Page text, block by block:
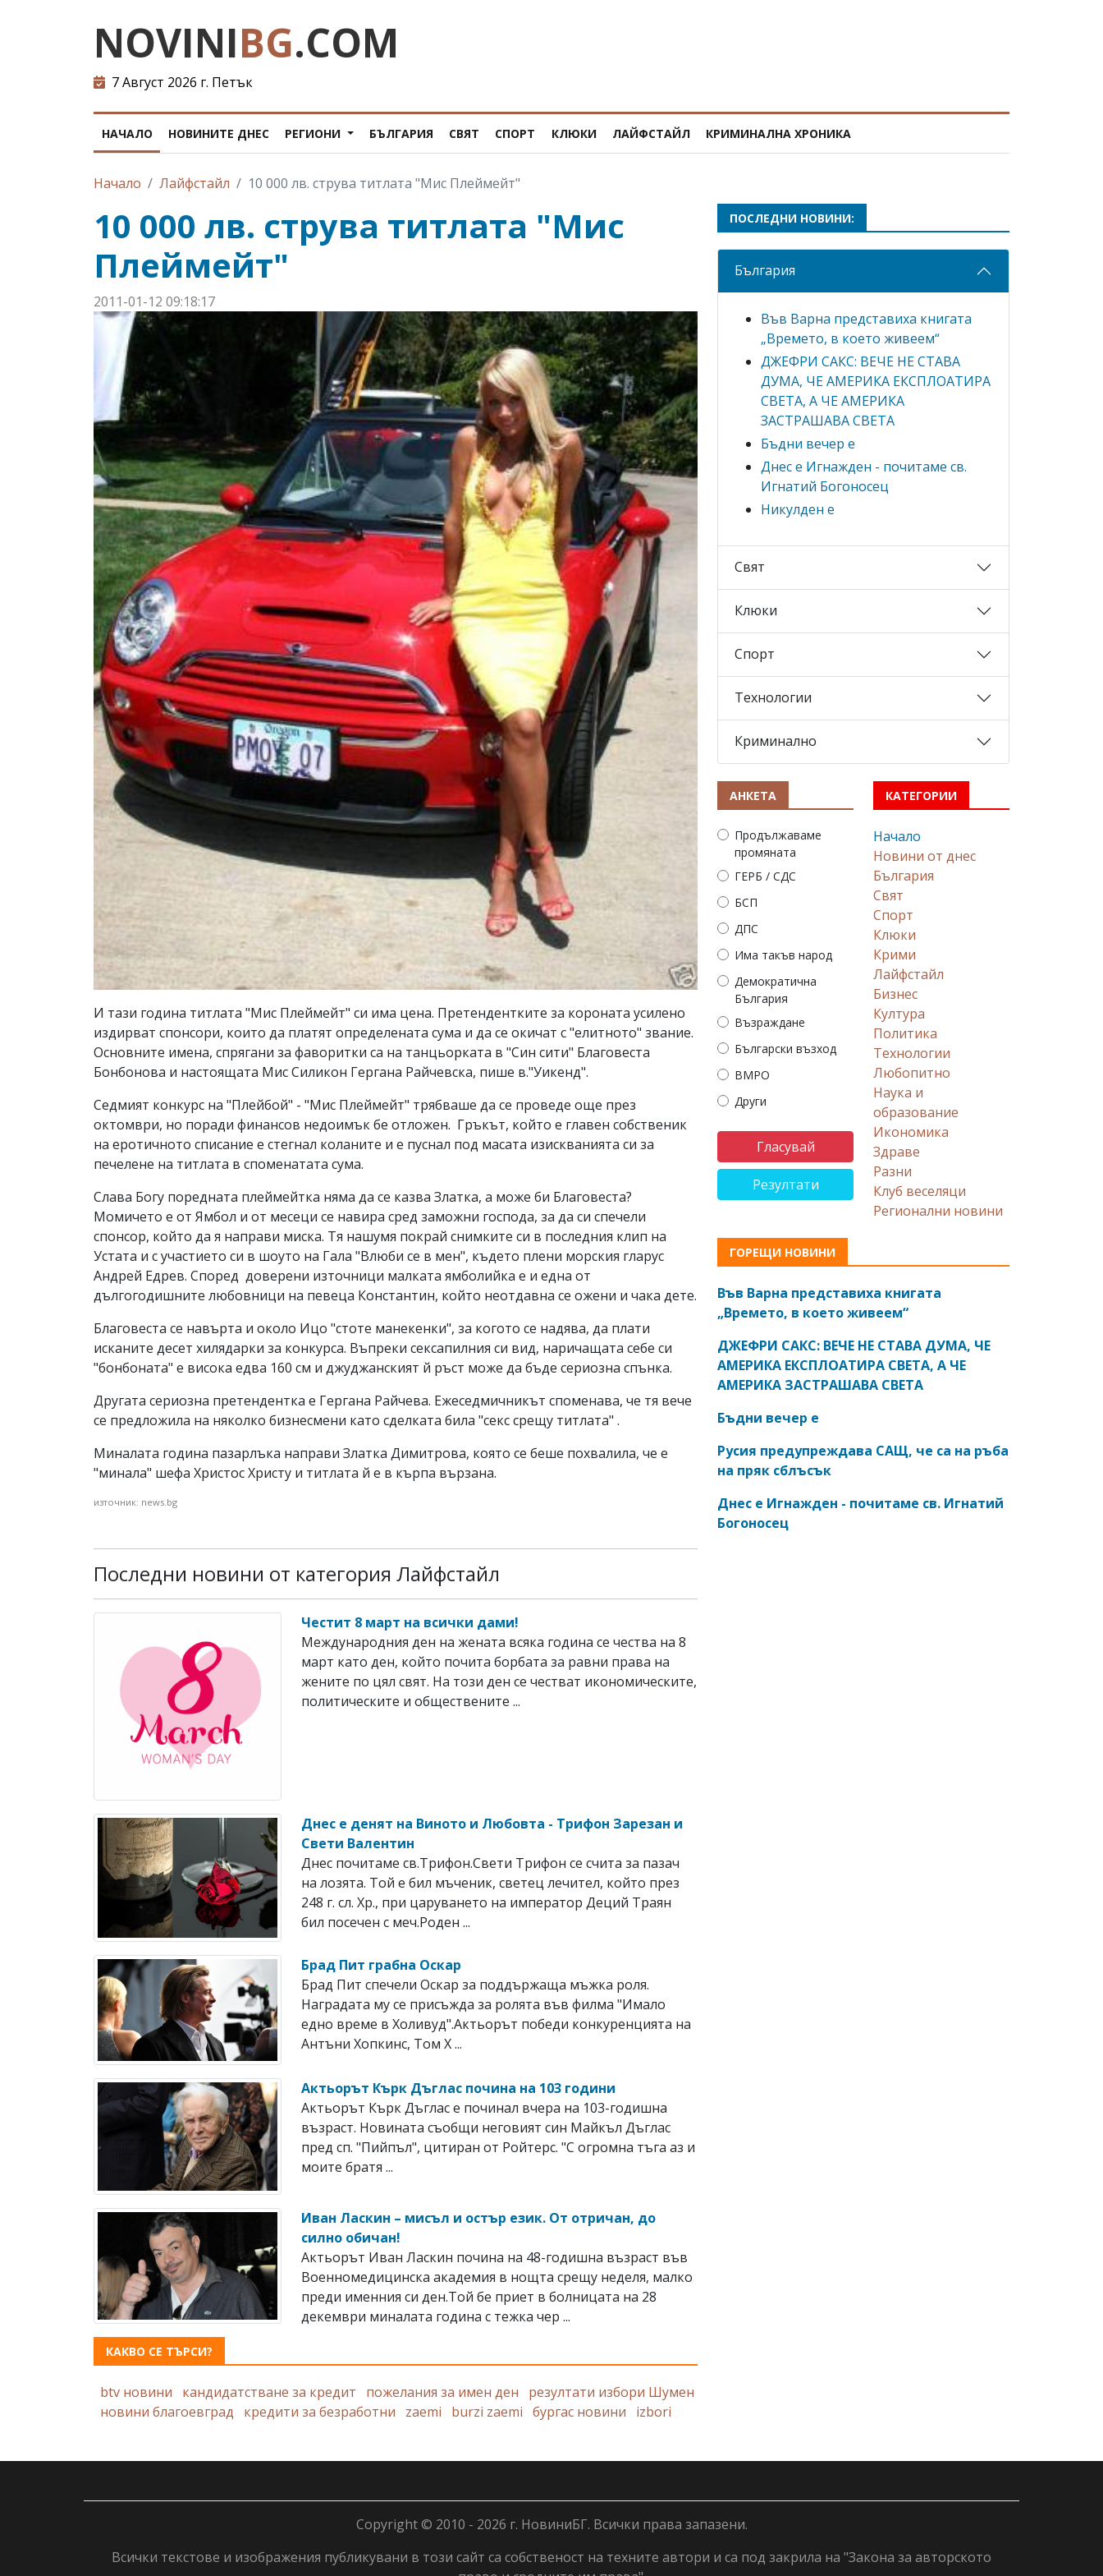
NOVINIBG.COM
7 Август 2026 г. Петък
НАЧАЛО НОВИНИТЕ ДНЕС РЕГИОНИ БЪЛГАРИЯ СВЯТ СПОРТ КЛЮКИ ЛАЙФСТАЙЛ КРИМИНАЛНА ХРОНИКА
Начало Лайфстайл 10 000 лв. струва титлата "Мис Плеймейт"
10 000 лв. струва титлата "Мис
Плеймейт"
2011-01-12 09:18:17
И тази година титлата "Мис Плеймейт" си има цена. Претендентките за короната усилено
издирват спонсори, които да платят определената сума и да се окичат с "елитното" звание.
Основните имена, спрягани за фаворитки са на танцьорката в "Син сити" Благовеста
Бонбонова и настоящата Мис Силикон Гергана Райчевска, пише в."Уикенд".
Седмият конкурс на "Плейбой" - "Мис Плеймейт" трябваше да се проведе още през
октомври, но поради финансов недоимък бе отложен. Гръкът, който е главен собственик
на еротичното списание е стегнал коланите и е пуснал под масата изискванията си за
печелене на титлата в споменатата сума.
Слава Богу поредната плеймейтка няма да се казва Златка, а може би Благовеста?
Момичето е от Ямбол и от месеци се навира сред заможни господа, за да си спечели
спонсор, който да я направи миска. Тя нашумя покрай снимките си в последния клип на
Устата и с участието си в шоуто на Гала "Влюби се в мен", където плени морския гларус
Андрей Едрев. Според доверени източници малката ямболийка е и една от
дългогодишните любовници на певеца Константин, който неотдавна се ожени и чака дете.
Благовеста се навърта и около Ицо "стоте манекенки", за когото се надява, да плати
исканите десет хилядарки за конкурса. Въпреки сексапилния си вид, наричащата себе си
"бонбоната" е висока едва 160 см и джуджанският й ръст може да бъде сериозна спънка.
Другата сериозна претендентка е Гергана Райчева. Ежеседмичникът споменава, че тя вече
се предложила на няколко бизнесмени като сделката била "секс срещу титлата" .
Миналата година пазарлъка направи Златка Димитрова, която се беше похвалила, че е
"минала" шефа Христос Христу и титлата й е в кърпа вързана.
източник: news.bg
Последни новини от категория Лайфстайл
Честит 8 март на всички дами!
Международния ден на жената всяка година се чества на 8
март като ден, който почита борбата за равни права на
жените по цял свят. На този ден се честват икономическите,
политическите и обществените ...
Днес е денят на Виното и Любовта - Трифон Зарезан и
Свети Валентин
Днес почитаме св.Трифон.Свети Трифон се счита за пазач
на лозята. Той е бил мъченик, светец лечител, който през
248 г. сл. Хр., при царуването на император Деций Траян
бил посечен с меч.Роден ...
Брад Пит грабна Оскар
Брад Пит спечели Оскар за поддържаща мъжка роля.
Наградата му се присъжда за ролята във филма "Имало
едно време в Холивуд".Актьорът победи конкуренцията на
Антъни Хопкинс, Том Х ...
Актьорът Кърк Дъглас почина на 103 години
Актьорът Кърк Дъглас е починал вчера на 103-годишна
възраст. Новината съобщи неговият син Майкъл Дъглас
пред сп. "Пийпъл", цитиран от Ройтерс. "С огромна тъга аз и
моите братя ...
Иван Ласкин – мисъл и остър език. От отричан, до
силно обичан!
Актьорът Иван Ласкин почина на 48-годишна възраст във
Военномедицинска академия в нощта срещу неделя, малко
преди именния си ден.Той бе приет в болницата на 28
декември миналата година с тежка чер ...
КАКВО СЕ ТЪРСИ?
btv новини кандидатстване за кредит пожелания за имен ден
резултати избори Шумен
новини благоевград
кредити за безработни zaemi burzi zaemi бургас новини izbori
ПОСЛЕДНИ НОВИНИ:
България
Във Варна представиха книгата
„Времето, в което живеем“
ДЖЕФРИ САКС: ВЕЧЕ НЕ СТАВА
ДУМА, ЧЕ АМЕРИКА ЕКСПЛОАТИРА
СВЕТА, А ЧЕ АМЕРИКА
ЗАСТРАШАВА СВЕТА
Бъдни вечер е
Днес е Игнажден - почитаме св.
Игнатий Богоносец
Никулден е
Свят
Клюки
Спорт
Технологии
Криминално
АНКЕТА
Продължаваме
промяната
ГЕРБ / СДС
БСП
ДПС
Има такъв народ
Демократична
България
Възраждане
Български възход
ВМРО
Други
Резултати
КАТЕГОРИИ
Начало
Новини от днес
България
Свят
Спорт
Клюки
Крими
Лайфстайл
Бизнес
Култура
Политика
Технологии
Любопитно
Наука и
образование
Икономика
Здраве
Разни
Клуб веселяци
Регионални новини
ГОРЕЩИ НОВИНИ
Във Варна представиха книгата
„Времето, в което живеем“
ДЖЕФРИ САКС: ВЕЧЕ НЕ СТАВА ДУМА, ЧЕ
АМЕРИКА ЕКСПЛОАТИРА СВЕТА, А ЧЕ
АМЕРИКА ЗАСТРАШАВА СВЕТА
Бъдни вечер е
Русия предупреждава САЩ, че са на ръба
на пряк сблъсък
Днес е Игнажден - почитаме св. Игнатий
Богоносец
Copyright © 2010 - 2026 г. НовиниБГ. Всички права запазени.
Всички текстове и изображения публикувани в този сайт са собственост на техните автори и са под закрила на "Закона за авторското